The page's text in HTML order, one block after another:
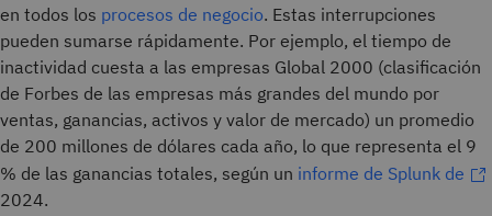
en todos los procesos de negocio. Estas interrupciones
pueden sumarse rápidamente. Por ejemplo, el tiempo de
inactividad cuesta a las empresas Global 2000 (clasificación
de Forbes de las empresas más grandes del mundo por
ventas, ganancias, activos y valor de mercado) un promedio
de 200 millones de dólares cada año, lo que representa el 9
% de las ganancias totales, según un informe de Splunk de
2024.